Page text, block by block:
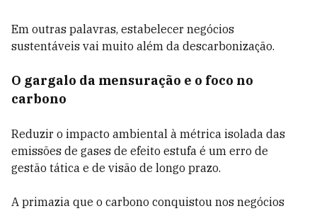
Em outras palavras, estabelecer negócios
sustentáveis vai muito além da descarbonização.
O gargalo da mensuração e o foco no
carbono
Reduzir o impacto ambiental à métrica isolada das
emissões de gases de efeito estufa é um erro de
gestão tática e de visão de longo prazo.
A primazia que o carbono conquistou nos negócios